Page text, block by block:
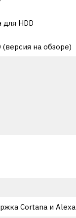
для HDD
(версия на обзоре)
Cortana и Alexa